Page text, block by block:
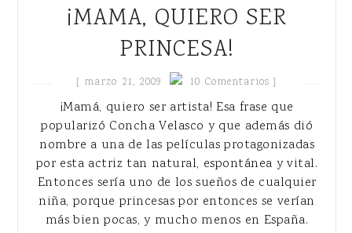
¡MAMA, QUIERO SER
PRINCESA!
{ marzo 21, 2009 10 Comentarios }
¡Mamá, quiero ser artista! Esa frase que
popularizó Concha Velasco y que además dió
nombre a una de las películas protagonizadas
por esta actriz tan natural, espontánea y vital.
Entonces sería uno de los sueños de cualquier
niña, porque princesas por entonces se verían
más bien pocas, y mucho menos en España.